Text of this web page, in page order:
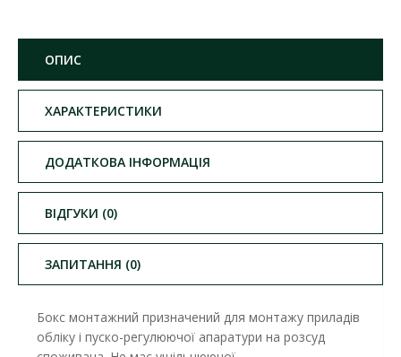
ОПИС
ХАРАКТЕРИСТИКИ
ДОДАТКОВА ІНФОРМАЦІЯ
ВІДГУКИ (0)
ЗАПИТАННЯ (0)
Бокс монтажний призначений для монтажу приладів
обліку і пуско-регулюючої апаратури на розсуд